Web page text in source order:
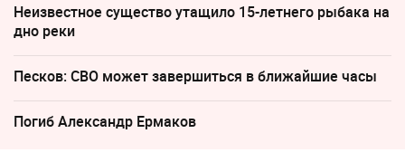
Неизвестное существо утащило 15-летнего рыбака на
дно реки
Песков: СВО может завершиться в ближайшие часы
Погиб Александр Ермаков